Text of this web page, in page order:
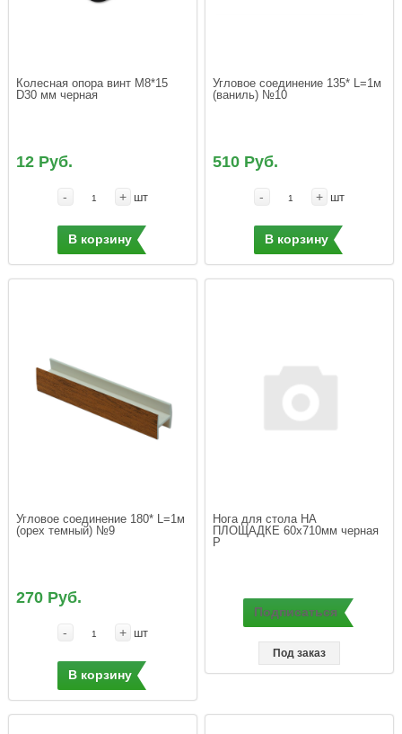
Колесная опора винт М8*15
12 Руб.
- + шт
В корзину
Угловое соединение 135* L=1м
(ваниль) №10
510 Руб.
- + шт
В корзину
Угловое соединение 180* L=1м
(орех темный) №9
270 Руб.
- + шт
В корзину
Нога для стола НА
ПЛОЩАДКЕ 60x710мм черная
Подписаться
Под заказ